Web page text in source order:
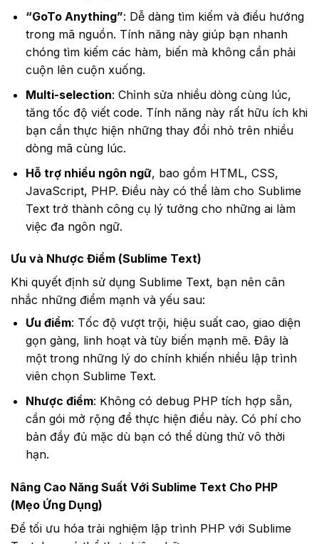
“GoTo Anything”: Dễ dàng tìm kiếm và điều hướng
trong mã nguồn. Tính năng này giúp bạn nhanh
chóng tìm kiếm các hàm, biến mà không cần phải
cuộn lên cuộn xuống.
Multi-selection: Chỉnh sửa nhiều dòng cùng lúc,
tăng tốc độ viết code. Tính năng này rất hữu ích khi
bạn cần thực hiện những thay đổi nhỏ trên nhiều
dòng mã cùng lúc.
Hỗ trợ nhiều ngôn ngữ, bao gồm HTML, CSS,
JavaScript, PHP. Điều này có thể làm cho Sublime
Text trở thành công cụ lý tưởng cho những ai làm
việc đa ngôn ngữ.
Ưu và Nhược Điểm (Sublime Text)
Khi quyết định sử dụng Sublime Text, bạn nên cân
nhắc những điểm mạnh và yếu sau:
Ưu điểm: Tốc độ vượt trội, hiệu suất cao, giao diện
gọn gàng, linh hoạt và tùy biến mạnh mẽ. Đây là
một trong những lý do chính khiến nhiều lập trình
viên chọn Sublime Text.
Nhược điểm: Không có debug PHP tích hợp sẵn,
cần gói mở rộng để thực hiện điều này. Có phí cho
bản đầy đủ mặc dù bạn có thể dùng thử vô thời
hạn.
Nâng Cao Năng Suất Với Sublime Text Cho PHP
(Mẹo Ứng Dụng)
Để tối ưu hóa trải nghiệm lập trình PHP với Sublime